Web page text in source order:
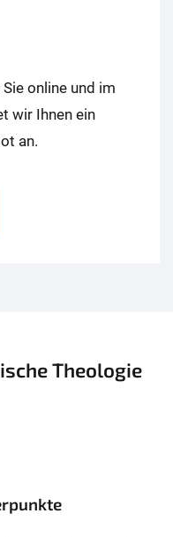
online und im
wir Ihnen ein
an.
Theologie